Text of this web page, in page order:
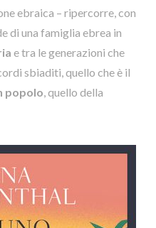
ebraica – ripercorre, con
di una famiglia ebrea in
e tra le generazioni che
sbiaditi, quello che è il
popolo , quello della